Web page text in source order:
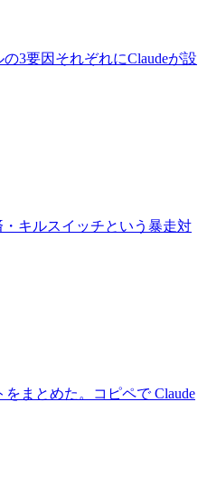
3要因それぞれにClaudeが設
キルスイッチという暴走対
まとめた。コピペで Claude